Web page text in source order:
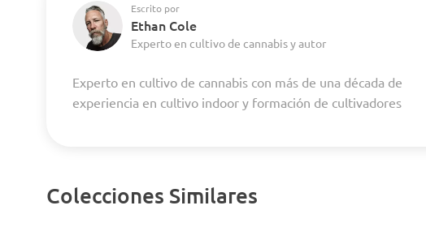
Escrito por
Ethan Cole
Experto en cultivo de cannabis y autor
Experto en cultivo de cannabis con más de una década de
experiencia en cultivo indoor y formación de cultivadores
Colecciones Similares